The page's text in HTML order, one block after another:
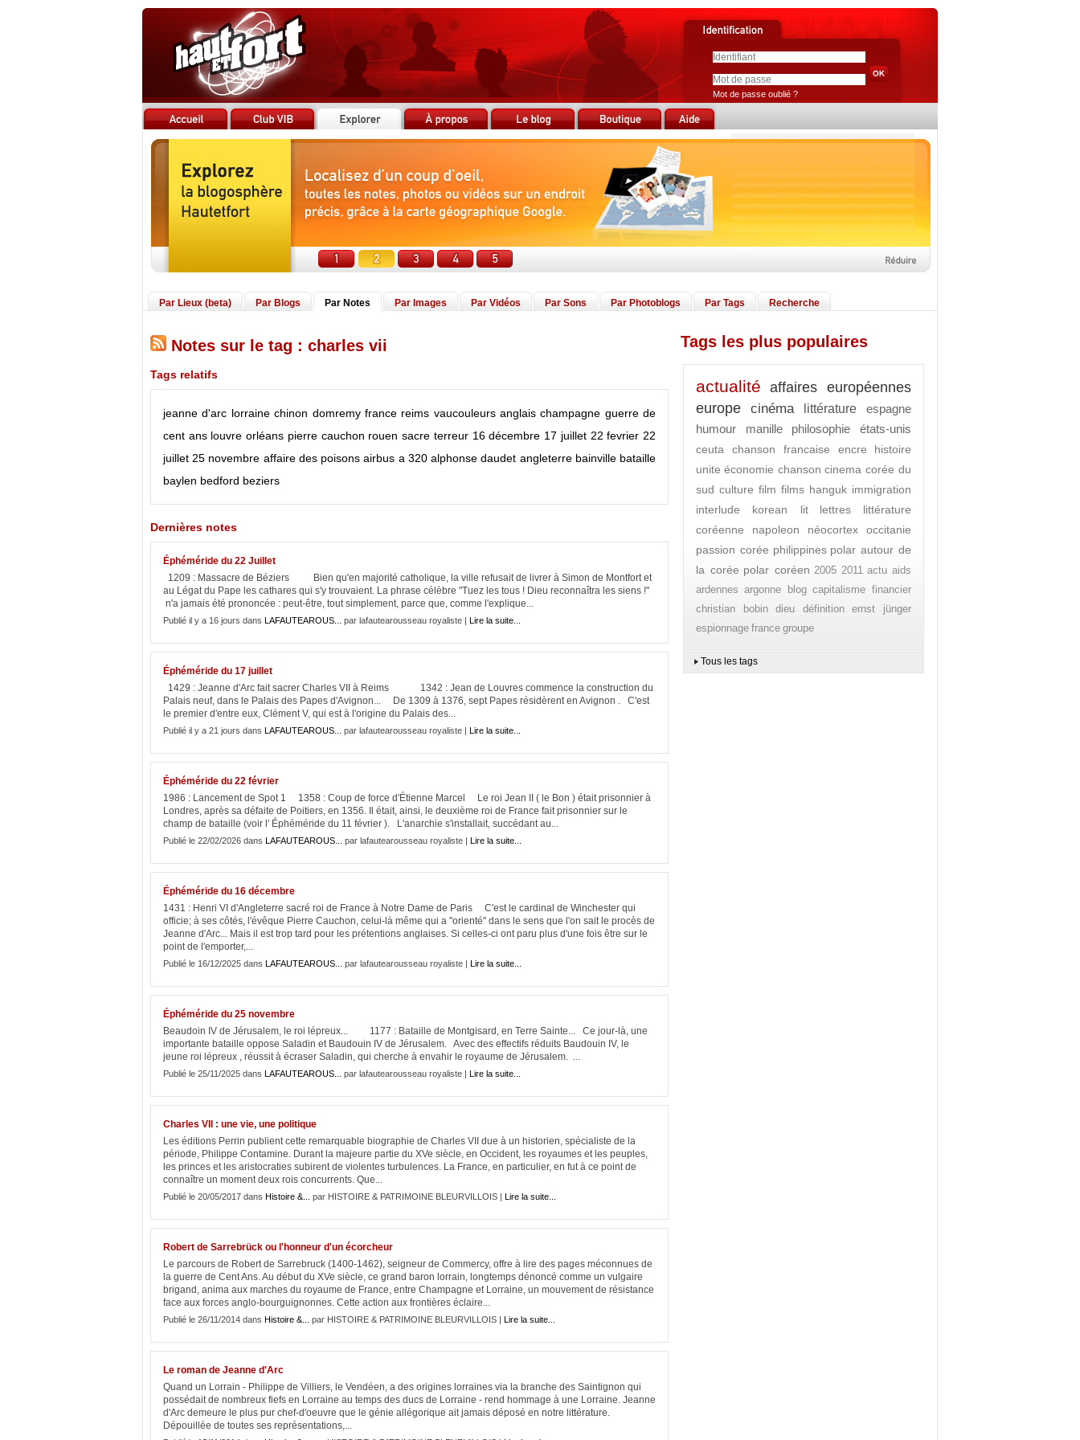
Mot de passe oublié ?
Par Lieux (beta) Par Blogs Par Notes Par Images Par Vidéos Par Sons Par Photoblogs Par Tags Recherche
Notes sur le tag : charles vii
Tags relatifs
jeanne d'arc lorraine chinon domremy france reims vaucouleurs anglais champagne guerre de
cent ans louvre orléans pierre cauchon rouen sacre terreur 16 décembre 17 juillet 22 fevrier 22
juillet 25 novembre affaire des poisons airbus a 320 alphonse daudet angleterre bainville bataille
baylen bedford beziers
Dernières notes
Éphéméride du 22 Juillet
1209 : Massacre de Béziers Bien qu'en majorité catholique, la ville refusait de livrer à Simon de Montfort et
au Légat du Pape les cathares qui s'y trouvaient. La phrase célèbre "Tuez les tous ! Dieu reconnaîtra les siens !"
n'a jamais été prononcée : peut-être, tout simplement, parce que, comme l'explique...
Publié il y a 16 jours dans LAFAUTEAROUS... par lafautearousseau royaliste | Lire la suite...
Éphéméride du 17 juillet
1429 : Jeanne d'Arc fait sacrer Charles VII à Reims 1342 : Jean de Louvres commence la construction du
Palais neuf, dans le Palais des Papes d'Avignon... De 1309 à 1376, sept Papes résidèrent en Avignon . C'est
le premier d'entre eux, Clément V, qui est à l'origine du Palais des...
Publié il y a 21 jours dans LAFAUTEAROUS... par lafautearousseau royaliste | Lire la suite...
Éphéméride du 22 février
1986 : Lancement de Spot 1 1358 : Coup de force d'Étienne Marcel Le roi Jean II ( le Bon ) était prisonnier à
Londres, après sa défaite de Poitiers, en 1356. Il était, ainsi, le deuxième roi de France fait prisonnier sur le
champ de bataille (voir l' Éphéméride du 11 février ). L'anarchie s'installait, succédant au...
Publié le 22/02/2026 dans LAFAUTEAROUS... par lafautearousseau royaliste | Lire la suite...
Éphéméride du 16 décembre
1431 : Henri VI d'Angleterre sacré roi de France à Notre Dame de Paris C'est le cardinal de Winchester qui
officie; à ses côtés, l'évêque Pierre Cauchon, celui-là même qui a "orienté" dans le sens que l'on sait le procès de
Jeanne d'Arc... Mais il est trop tard pour les prétentions anglaises. Si celles-ci ont paru plus d'une fois être sur le
point de l'emporter,...
Publié le 16/12/2025 dans LAFAUTEAROUS... par lafautearousseau royaliste | Lire la suite...
Éphéméride du 25 novembre
Beaudoin IV de Jérusalem, le roi lépreux... 1177 : Bataille de Montgisard, en Terre Sainte... Ce jour-là, une
importante bataille oppose Saladin et Baudouin IV de Jérusalem. Avec des effectifs réduits Baudouin IV, le
jeune roi lépreux , réussit à écraser Saladin, qui cherche à envahir le royaume de Jérusalem. ...
Publié le 25/11/2025 dans LAFAUTEAROUS... par lafautearousseau royaliste | Lire la suite...
Charles VII : une vie, une politique
Les éditions Perrin publient cette remarquable biographie de Charles VII due à un historien, spécialiste de la
période, Philippe Contamine. Durant la majeure partie du XVe siècle, en Occident, les royaumes et les peuples,
les princes et les aristocraties subirent de violentes turbulences. La France, en particulier, en fut à ce point de
connaître un moment deux rois concurrents. Que...
Publié le 20/05/2017 dans Histoire &... par HISTOIRE & PATRIMOINE BLEURVILLOIS | Lire la suite...
Robert de Sarrebrück ou l'honneur d'un écorcheur
Le parcours de Robert de Sarrebruck (1400-1462), seigneur de Commercy, offre à lire des pages méconnues de
la guerre de Cent Ans. Au début du XVe siècle, ce grand baron lorrain, longtemps dénoncé comme un vulgaire
brigand, anima aux marches du royaume de France, entre Champagne et Lorraine, un mouvement de résistance
face aux forces anglo-bourguignonnes. Cette action aux frontières éclaire...
Publié le 26/11/2014 dans Histoire &... par HISTOIRE & PATRIMOINE BLEURVILLOIS | Lire la suite...
Le roman de Jeanne d'Arc
Quand un Lorrain - Philippe de Villiers, le Vendéen, a des origines lorraines via la branche des Saintignon qui
possédait de nombreux fiefs en Lorraine au temps des ducs de Lorraine - rend hommage à une Lorraine. Jeanne
d'Arc demeure le plus pur chef-d'oeuvre que le génie allégorique ait jamais déposé en notre littérature.
Dépouillée de toutes ses représentations,...
Tags les plus populaires
actualité affaires européennes
europe
cinéma littérature
espagne
humour
manille philosophie états-unis
ceuta chanson francaise encre
histoire
unite économie chanson cinema corée du
sud culture film films hanguk immigration
interlude
korean lit lettres
littérature
coréenne
napoleon néocortex
occitanie
passion corée philippines polar autour de
la corée polar coréen 2005 2011 actu aids
ardennes argonne blog capitalisme financier
christian bobin
dieu définition
ernst jünger
espionnage france groupe
Tous les tags